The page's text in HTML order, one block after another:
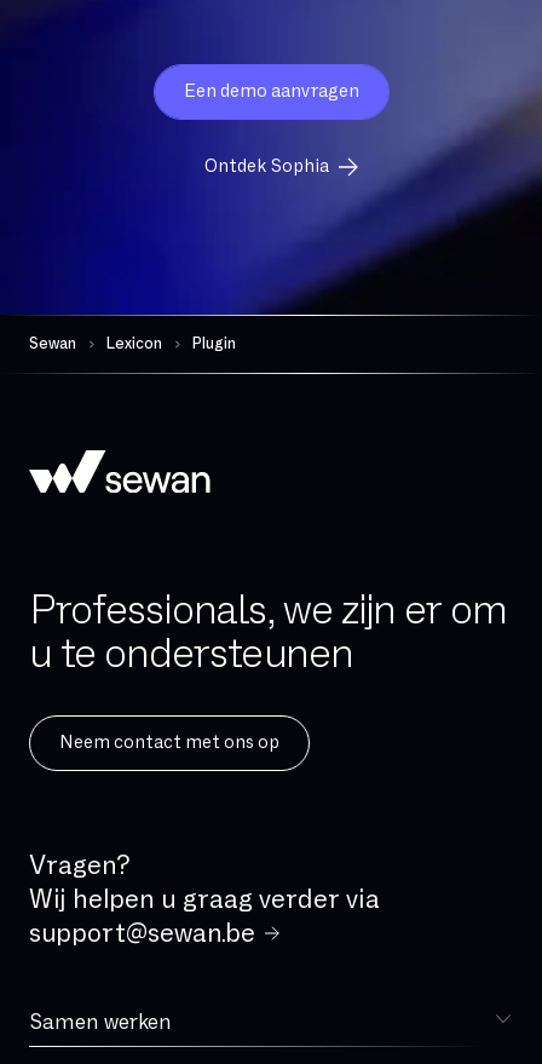
Firewall per sessie
Gedeelde glasvezel
Geïntegreerde comm
Geïntegreerde firewall
Governance
Hosted telefonie
IPBX
IPv4
ISDN
IVR
LAN
MPLS
MVNO
Een demo aanvragen
Ontdek Sophia
Sewan Lexicon Plugin
Professionals, we zijn er om
u te ondersteunen
Neem contact met ons op
Vragen?
Wij helpen u graag verder via
support@sewan.be
Samen werken